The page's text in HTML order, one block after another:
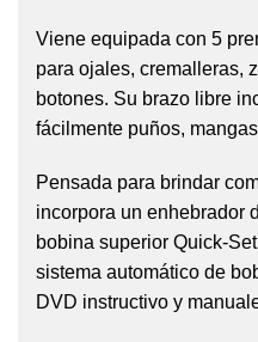
Viene equipada con 5
para ojales, cremalleras,
botones. Su brazo libre
fácilmente puños,
Pensada para brindar
incorpora un enhebrador
bobina superior Quick-
sistema automático de
DVD instructivo y